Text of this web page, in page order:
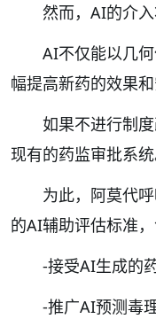
然而，AI的介入
AI不仅能以几
幅提高新药的效果和
如果不进行制
现有的药监审批系统
为此，阿莫代
的AI辅助评估标准，
-接受AI生成的
-推广AI预测毒